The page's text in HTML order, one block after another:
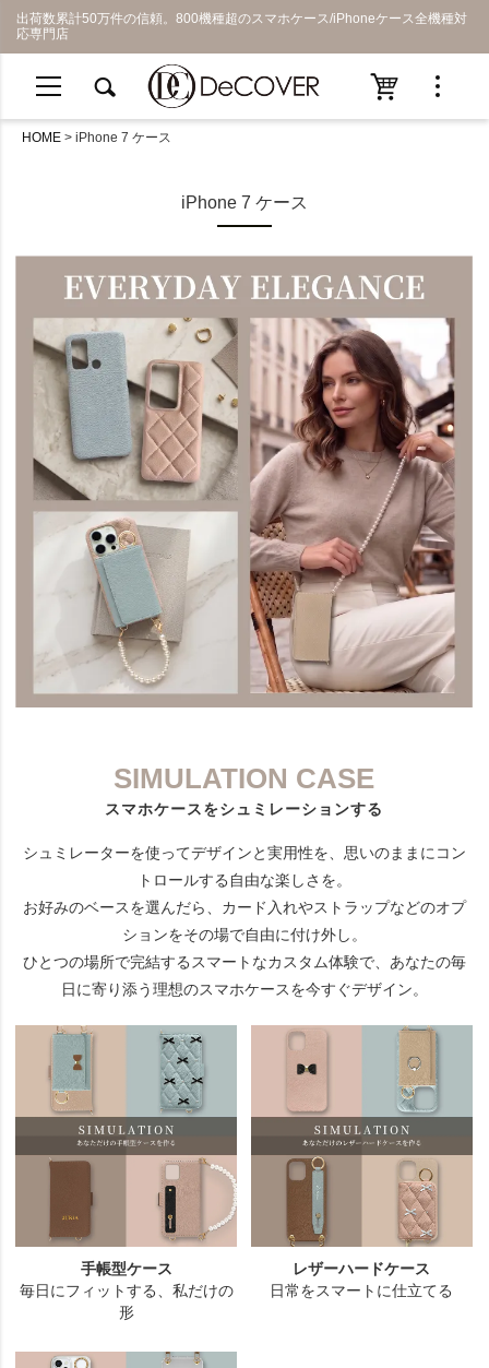
出荷数累計50万件の信頼。800機種超のスマホケース/iPhoneケース全機種対
応専門店
HOME iPhone 7 ケース
iPhone 7 ケース